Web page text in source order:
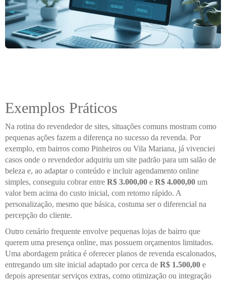
Exemplos Práticos
Na rotina do revendedor de sites, situações comuns mostram como
pequenas ações fazem a diferença no sucesso da revenda. Por
exemplo, em bairros como Pinheiros ou Vila Mariana, já vivenciei
casos onde o revendedor adquiriu um site padrão para um salão de
beleza e, ao adaptar o conteúdo e incluir agendamento online
simples, conseguiu cobrar entre R$ 3.000,00 e R$ 4.000,00 um
valor bem acima do custo inicial, com retorno rápido. A
personalização, mesmo que básica, costuma ser o diferencial na
percepção do cliente.
Outro cenário frequente envolve pequenas lojas de bairro que
querem uma presença online, mas possuem orçamentos limitados.
Uma abordagem prática é oferecer planos de revenda escalonados,
entregando um site inicial adaptado por cerca de R$ 1.500,00 e
depois apresentar serviços extras, como otimização ou integração